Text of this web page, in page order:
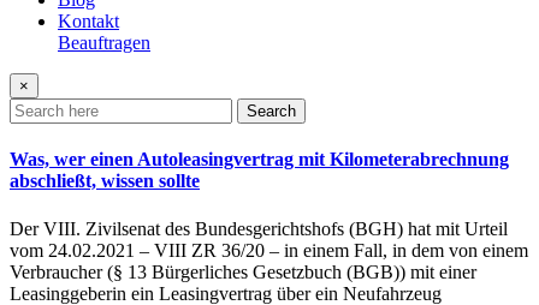
Kontakt
Beauftragen
×
Search
Was, wer einen Autoleasingvertrag mit Kilometerabrechnung
abschließt, wissen sollte
Der VIII. Zivilsenat des Bundesgerichtshofs (BGH) hat mit Urteil
vom 24.02.2021 – VIII ZR 36/20 – in einem Fall, in dem von einem
Verbraucher (§ 13 Bürgerliches Gesetzbuch (BGB)) mit einer
Leasinggeberin ein Leasingvertrag über ein Neufahrzeug